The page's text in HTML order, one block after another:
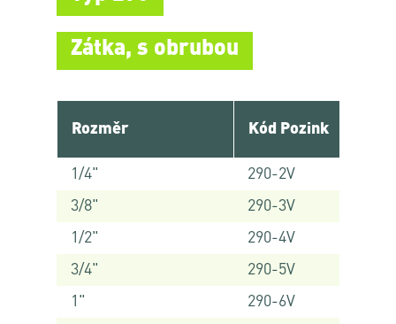
Zátka, s obrubou
Rozměr Kód Pozink
1/4"
290-2V
3/8"
290-3V
1/2"
290-4V
3/4"
290-5V
1"
290-6V